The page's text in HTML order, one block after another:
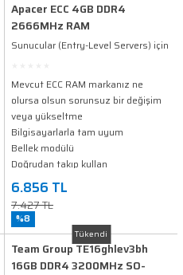
Apacer ECC 4GB DDR4
2666MHz RAM
Sunucular (Entry-Level Servers) için
Mevcut ECC RAM markanız ne
olursa olsun sorunsuz bir değişim
veya yükseltme
Bilgisayarlarla tam uyum
Bellek modülü
Doğrudan takıp kullan
Üniversal uyum
6.856 TL
7.427 TL
%8
Tükendi
Team Group TE16ghlev3bh
16GB DDR4 3200MHz SO-